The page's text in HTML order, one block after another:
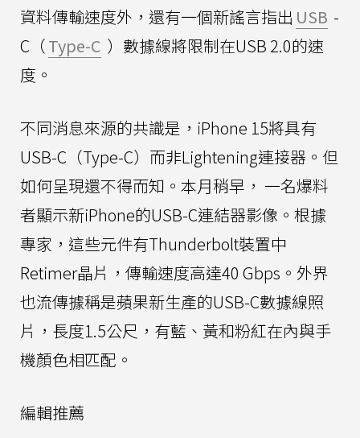
資料傳輸速度外，還有一個新謠言指出 USB -
C（Type-C ）數據線將限制在USB 2.0的速
度。
不同消息來源的共識是，iPhone 15將具有
USB-C（Type-C）而非Lightening連接器。但
如何呈現還不得而知。本月稍早， 一名爆料
者顯示新iPhone的USB-C連結器影像。根據
專家，這些元件有Thunderbolt裝置中
Retimer晶片，傳輸速度高達40 Gbps。外界
也流傳據稱是蘋果新生產的USB-C數據線照
片，長度1.5公尺，有藍、黃和粉紅在內與手
機顏色相匹配。
編輯推薦